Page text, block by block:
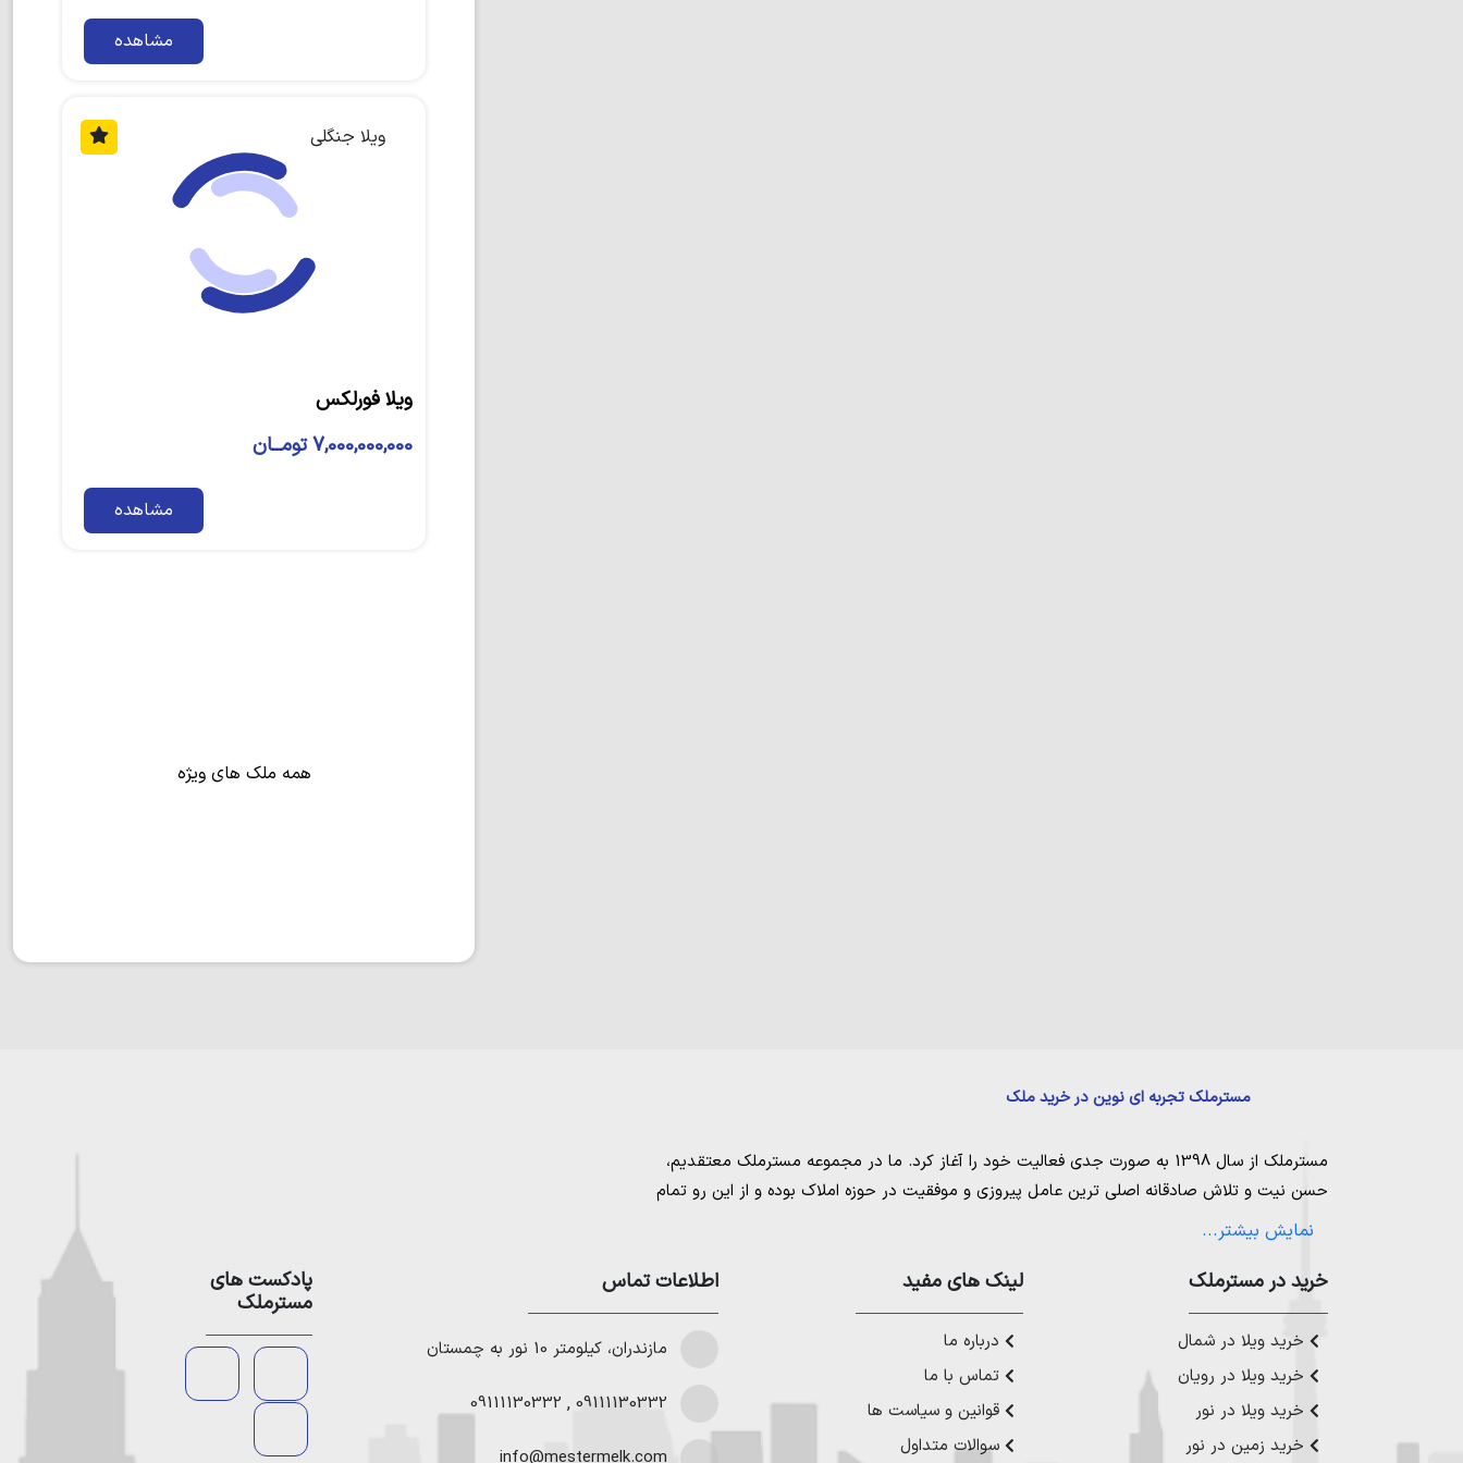
مشاهده
ویلا جنگلی
ویلا فورلکس
7,000,000,000 تومــان
مشاهده
همه ملک های ویژه
مسترملک تجربه ای نوین در خرید ملک
مسترملک از سال 1398 به صورت جدی فعالیت خود را آغاز کرد. ما در مجموعه مسترملک معتقدیم،
حسن نیت و تلاش صادقانه اصلی ترین عامل پیروزی و موفقیت در حوزه املاک بوده و از این رو تمام
مساعی خویش را به کار میگیریم تا بتوانیم با صداقت کامل بهترین ها را برای مشتریانمان به ارمغان
ملک در شمال،خرید زمین در نور خرید زمین در چمستان،خرید زمین در نوشهر
خرید زمین در
رویان،خرید زمین در محمودآباد خرید ویلا در شمال،خرید ویلا در نور
خرید ویلا در
چمستان ،خرید ویلا در نوشهر خرید ویلا در محمودآبادو
عزیز خدمت کنیم.
نمایش بیشتر...
خرید در مستر‌ملک
خرید ویلا در شمال
خرید ویلا در رویان
خرید ویلا در نور
خرید زمین در نور
لینک های مفید
درباره ما
تماس با ما
قوانین و سیاست ها
سوالات متداول
اطلاعات تماس
مازندران، کیلومتر 10 نور به چمستان
09111130332
,
09111130332
info@mestermelk.com
پادکست های
مسترملک